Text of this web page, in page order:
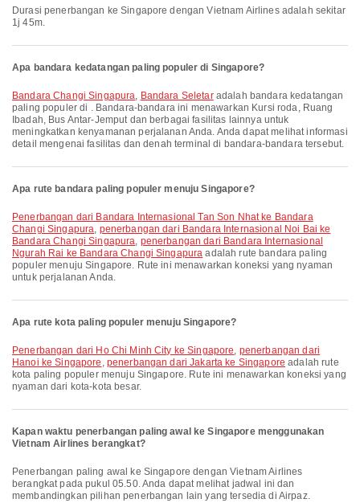
Durasi penerbangan ke Singapore dengan Vietnam Airlines adalah sekitar
1j 45m.
Apa bandara kedatangan paling populer di Singapore?
Bandara Changi Singapura, Bandara Seletaradalah bandara kedatangan
paling populer di . Bandara-bandara ini menawarkan Kursi roda, Ruang
Ibadah, Bus Antar-Jemput dan berbagai fasilitas lainnya untuk
meningkatkan kenyamanan perjalanan Anda. Anda dapat melihat informasi
detail mengenai fasilitas dan denah terminal di bandara-bandara tersebut.
Apa rute bandara paling populer menuju Singapore?
penerbangan dari Bandara Internasional Tan Son Nhat ke Bandara
Changi Singapura, penerbangan dari Bandara Internasional Noi Bai ke
Bandara Changi Singapura, penerbangan dari Bandara Internasional
Ngurah Rai ke Bandara Changi Singapura adalah rute bandara paling
populer menuju Singapore. Rute ini menawarkan koneksi yang nyaman
untuk perjalanan Anda.
Apa rute kota paling populer menuju Singapore?
penerbangan dari Ho Chi Minh City ke Singapore, penerbangan dari
Hanoi ke Singapore , penerbangan dari Jakarta ke Singapore adalah rute
kota paling populer menuju Singapore. Rute ini menawarkan koneksi yang
nyaman dari kota-kota besar.
Kapan waktu penerbangan paling awal ke Singapore menggunakan
Vietnam Airlines berangkat?
Penerbangan paling awal ke Singapore dengan Vietnam Airlines
berangkat pada pukul 05.50. Anda dapat melihat jadwal ini dan
membandingkan pilihan penerbangan lain yang tersedia di Airpaz.